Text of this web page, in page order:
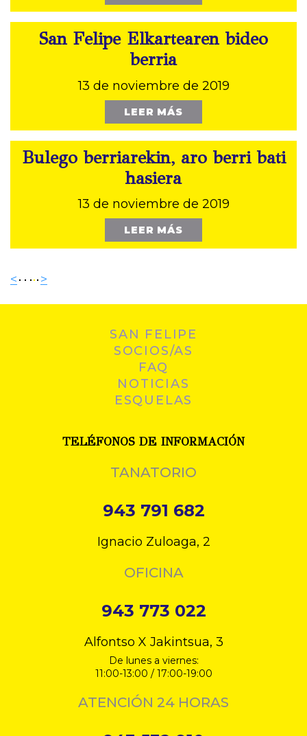
San Felipe Elkartearen bideo
berria
13 de noviembre de 2019
LEER MÁS
Bulego berriarekin, aro berri bati
hasiera
13 de noviembre de 2019
LEER MÁS
< >
SAN FELIPE
SOCIOS/AS
FAQ
NOTICIAS
ESQUELAS
TELÉFONOS DE INFORMACIÓN
TANATORIO
943 791 682
Ignacio Zuloaga, 2
OFICINA
943 773 022
Alfontso X Jakintsua, 3
De lunes a viernes:
11:00-13:00 / 17:00-19:00
ATENCIÓN 24 HORAS